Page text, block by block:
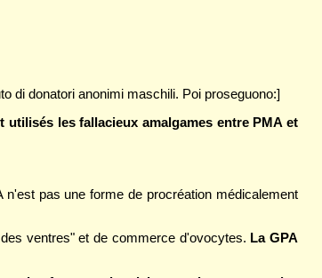
di donatori anonimi maschili. Poi proseguono:]
les fallacieux amalgames entre PMA et
n'est pas une forme de procréation médicalement
ventres" et de commerce d'ovocytes. La GPA